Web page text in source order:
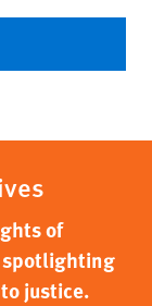
of
spotlighting
justice.